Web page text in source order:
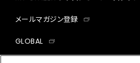
メールマガジン登録
GLOBAL